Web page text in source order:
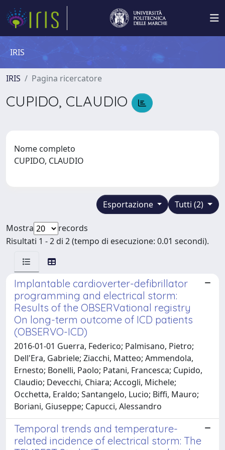
IRIS
IRIS Pagina ricercatore
CUPIDO, CLAUDIO
Nome completo
CUPIDO, CLAUDIO
Tutti (2)
Esportazione
Mostra
records
Risultati 1 - 2 di 2 (tempo di esecuzione: 0.01 secondi).
Implantable cardioverter-defibrillator
programming and electrical storm:
Results of the OBSERVational registry
On long-term outcome of ICD patients
(OBSERVO-ICD)
2016-01-01 Guerra, Federico; Palmisano, Pietro;
Dell'Era, Gabriele; Ziacchi, Matteo; Ammendola,
Ernesto; Bonelli, Paolo; Patani, Francesca; Cupido,
Claudio; Devecchi, Chiara; Accogli, Michele;
Occhetta, Eraldo; Santangelo, Lucio; Biffi, Mauro;
Boriani, Giuseppe; Capucci, Alessandro
Temporal trends and temperature-
related incidence of electrical storm: The